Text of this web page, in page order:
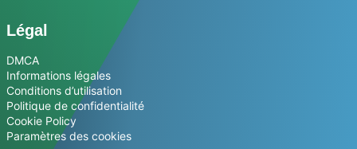
Légal
DMCA
Informations légales
Conditions d’utilisation
Politique de confidentialité
Cookie Policy
Paramètres des cookies